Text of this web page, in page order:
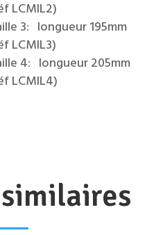
LCMIL2)
3: longueur 195mm
LCMIL3)
4: longueur 205mm
LCMIL4)